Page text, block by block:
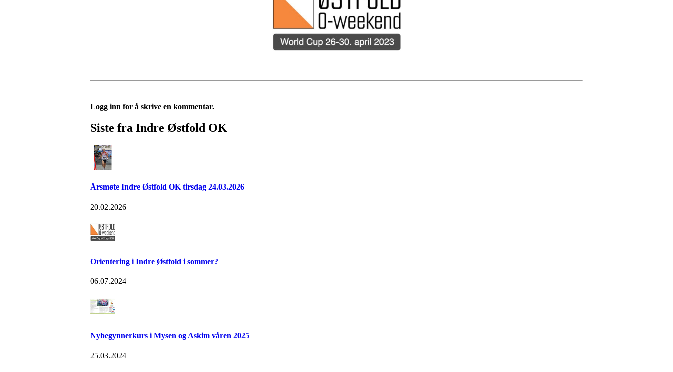
Logg inn for å skrive en kommentar.
Siste fra Indre Østfold OK
Årsmøte Indre Østfold OK tirsdag 24.03.2026
20.02.2026
Orientering i Indre Østfold i sommer?
06.07.2024
Nybegynnerkurs i Mysen og Askim våren 2025
25.03.2024